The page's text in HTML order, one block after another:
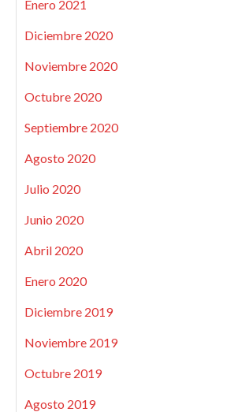
Enero 2021
Diciembre 2020
Noviembre 2020
Octubre 2020
Septiembre 2020
Agosto 2020
Julio 2020
Junio 2020
Abril 2020
Enero 2020
Diciembre 2019
Noviembre 2019
Octubre 2019
Agosto 2019